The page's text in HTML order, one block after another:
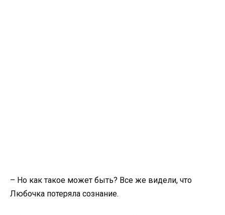
– Но как такое может быть? Все же видели, что
Любочка потеряла сознание.